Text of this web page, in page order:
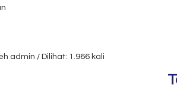
admin / Dilihat: 1.966 kali